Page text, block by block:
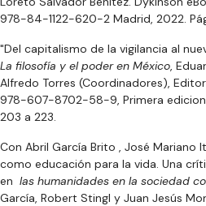
978-84-1122-620-2 Madrid, 2022.
"Del capitalismo de la vigilancia al
La filosofía y el poder en México,
Alfredo Torres (Coordinadores),
978-607-8702-58-9, Primera edicion:
203 a 223.
Con Abril García Brito , José Mariano
como educación para la vida. Una
en las humanidades en la sociedad
García, Robert Stingl y Juan Jesús